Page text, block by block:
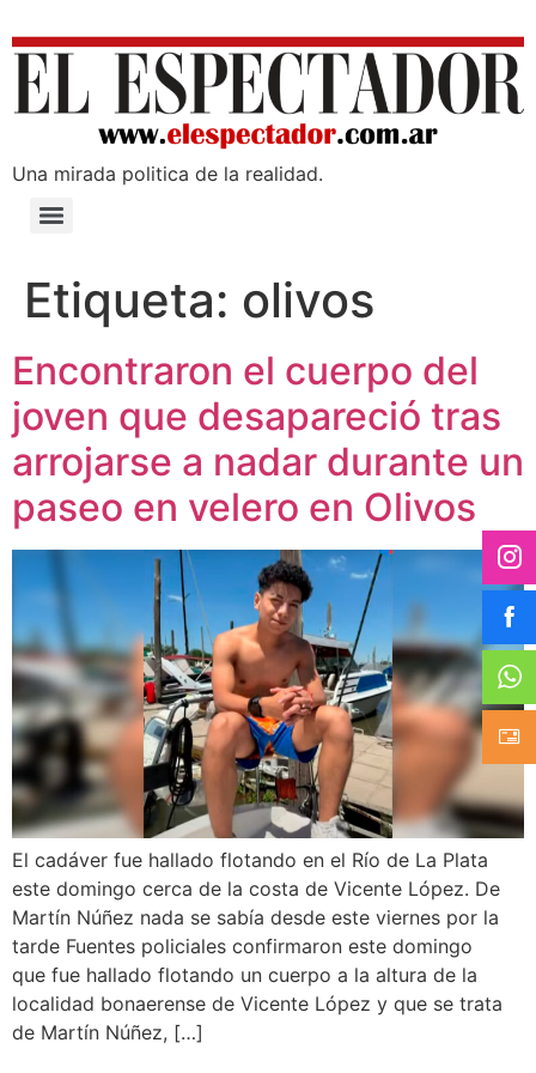
Una mirada poli­tica de la realidad.
Etiqueta: olivos
Encontraron el cuerpo del
joven que desapareció tras
arrojarse a nadar durante un
paseo en velero en Olivos
El cadáver fue hallado flotando en el Río de La Plata
este domingo cerca de la costa de Vicente López. De
Martín Núñez nada se sabía desde este viernes por la
tarde Fuentes policiales confirmaron este domingo
que fue hallado flotando un cuerpo a la altura de la
localidad bonaerense de Vicente López y que se trata
de Martín Núñez, […]